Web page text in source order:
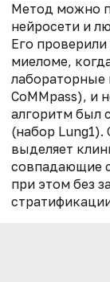
Метод можно
нейросети и
Его
миеломе,
лабораторные
CoMMpass), и
алгоритм был
(набор
выделяет
совпадающие
при этом без